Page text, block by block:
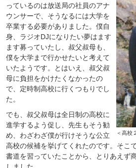
＜高校
っているのは放送局の社員のアナ
ウンサーで、そうなるには大学を
卒業する必要がありました。僕自
身、ラジオDJになりたい夢はます
ます募っていたし、叔父叔母も、
僕を大学まで行かせたいと考えて
いたようです。とはいえ、叔父叔
母に負担をかけたくなかったの
で、定時制高校に行くつもりでし
た。
でも、叔父叔母は全日制の高校に
進学するよう促し、先生もそう勧
め、わざわざ僕が行けそうな公立
高校の候補を挙げてくれたのです。そこ
書道を習っていたことから、とりあえず